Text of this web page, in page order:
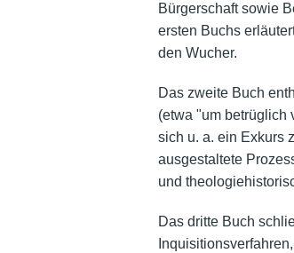
Bürgerschaft sowie
ersten Buchs
den Wucher.
Das zweite Buch
(etwa "um betrüglich
sich u. a. ein Exkurs
ausgestaltete
und
Das dritte Buch